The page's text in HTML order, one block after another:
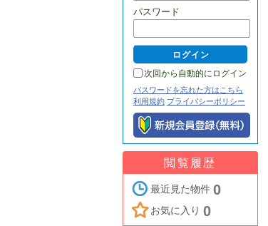
パスワード
次回から自動的にログイン
パスワードを忘れた方はこちら
利用規約 プライバシーポリシー
閲覧履歴
最近見た物件 0
お気に入り 0